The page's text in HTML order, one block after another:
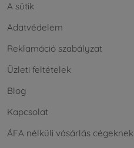
A sütik
Adatvédelem
Reklamáció szabályzat
Üzleti feltételek
Blog
Kapcsolat
ÁFA nélküli vásárlás cégeknek